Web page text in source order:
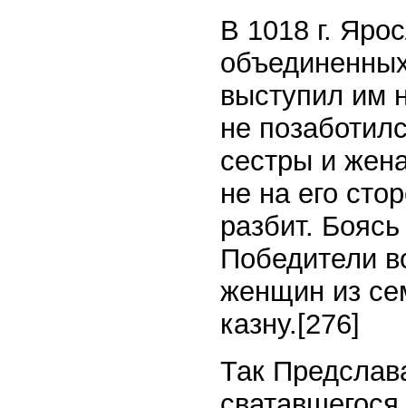
В 1018 г.
выступил им
не
сестры и
не на его
разбит.
Победители
женщин из
казну. [276]
Так